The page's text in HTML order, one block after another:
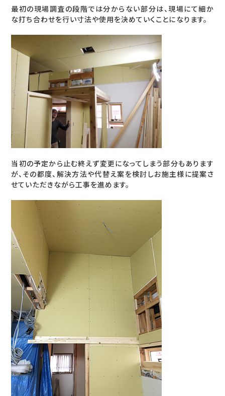
最初の現場調査の段階では分からない部分は、現場にて細か
な打ち合わせを行い寸法や使用を決めていくことになります。
当初の予定から止む終えず変更になってしまう部分もあります
が、その都度、解決方法や代替え案を検討しお施主様に提案さ
せていただきながら工事を進めます。